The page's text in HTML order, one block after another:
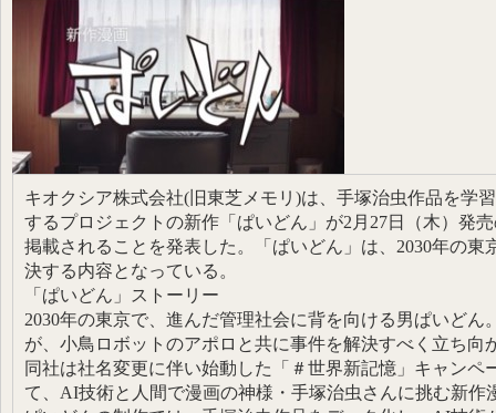
キオクシア株式会社(旧東芝メモリ)は、手塚治虫作品を学
するプロジェクトの新作「ぱいどん」が2月27日（木）発
掲載されることを発表した。「ぱいどん」は、2030年の東
決する内容となっている。
「ぱいどん」ストーリー
2030年の東京で、進んだ管理社会に背を向ける男ぱいどん
が、小鳥ロボットのアポロと共に事件を解決すべく立ち向
同社は社名変更に伴い始動した「＃世界新記憶」キャンペ
て、AI技術と人間で漫画の神様・手塚治虫さんに挑む新作